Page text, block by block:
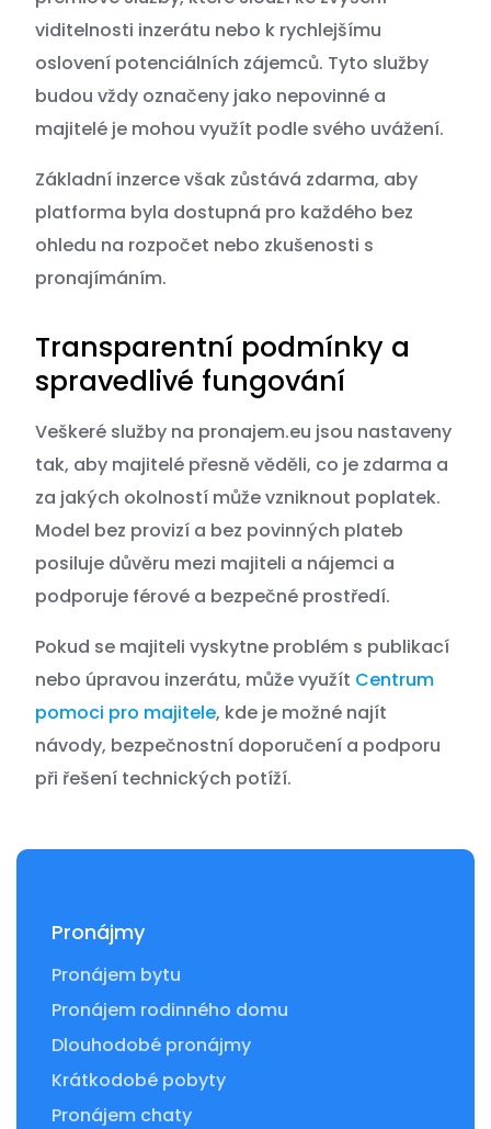
viditelnosti inzerátu nebo k rychlejšímu
oslovení potenciálních zájemců. Tyto služby
budou vždy označeny jako nepovinné a
majitelé je mohou využít podle svého uvážení.
Základní inzerce však zůstává zdarma, aby
platforma byla dostupná pro každého bez
ohledu na rozpočet nebo zkušenosti s
pronajímáním.
Transparentní podmínky a
spravedlivé fungování
Veškeré služby na pronajem.eu jsou nastaveny
tak, aby majitelé přesně věděli, co je zdarma a
za jakých okolností může vzniknout poplatek.
Model bez provizí a bez povinných plateb
posiluje důvěru mezi majiteli a nájemci a
podporuje férové a bezpečné prostředí.
Pokud se majiteli vyskytne problém s publikací
nebo úpravou inzerátu, může využít Centrum
pomoci pro majitele, kde je možné najít
návody, bezpečnostní doporučení a podporu
při řešení technických potíží.
Pronájmy
Pronájem bytu
Pronájem rodinného domu
Dlouhodobé pronájmy
Krátkodobé pobyty
Pronájem chaty